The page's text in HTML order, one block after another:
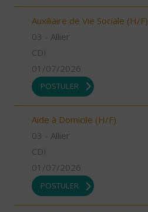
Auxiliaire de Vie Sociale (H/F)
03 - Allier
CDI
01/07/2026
POSTULER
Aide à Domicile (H/F)
03 - Allier
CDI
01/07/2026
POSTULER